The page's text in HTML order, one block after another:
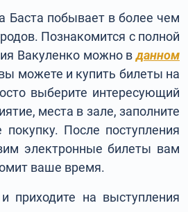
Баста побывает в более чем
Познакомится с полной
Вакуленко можно вданном
можете и купить билеты на
выберите интересующий
места в зале, заполните
После поступления
электронные билеты вам
ваше время.
приходите на выступления